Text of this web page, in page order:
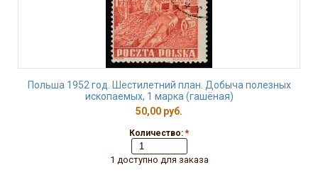
Польша 1952 год. Шестилетний план. Добыча полезных
ископаемых, 1 марка (гашёная)
50,00 руб.
Количество: *
1 доступно для заказа